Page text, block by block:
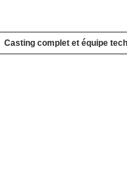
Casting complet et équipe